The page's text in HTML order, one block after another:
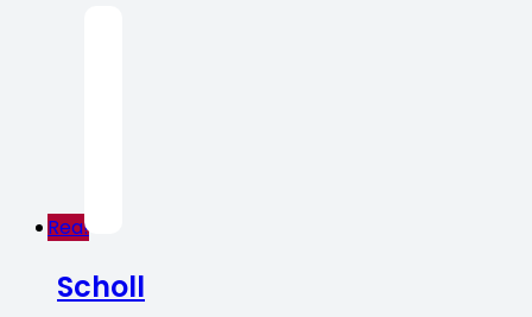
Rea!
Scholl